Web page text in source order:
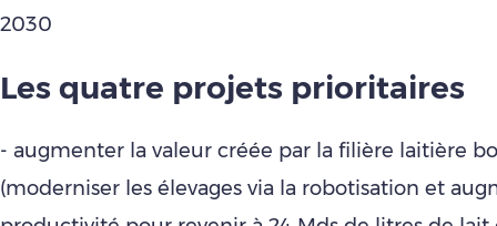
2030
Les quatre projets prioritaires
- augmenter la valeur créée par la filière laitière
(moderniser les élevages via la robotisation et